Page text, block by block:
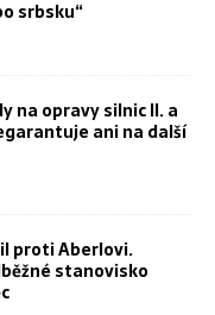
srbsku“
na opravy silnic II. a
ani na další
proti Aberlovi.
stanovisko